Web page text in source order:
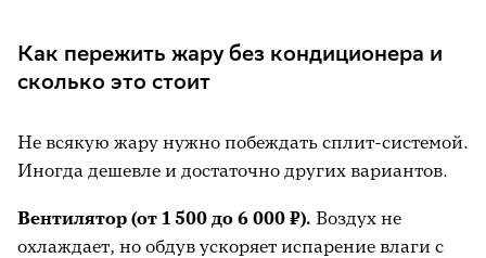
крышей — такие помещения
раскаляются;
комнате весь день;
вы живёте на юге, где жаркий сезон
длится не пару недель, а несколько
Как пережить жару без кондиционера и
сколько это стоит
Не всякую жару нужно побеждать сплит-системой.
Иногда дешевле и достаточно других вариантов.
Вентилятор (от 1 500 до 6 000 ₽). Воздух не
охлаждает, но обдув ускоряет испарение влаги с